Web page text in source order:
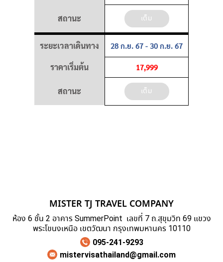
สถานะ เต็ม
ระยะเวลาเดินทาง 28 ก.ย. 67 - 30 ก.ย. 67
ราคาเริ่มต้น 17,999
สถานะ เต็ม
MISTER TJ TRAVEL COMPANY
ห้อง 6 ชั้น 2 อาคาร SummerPoint เลขที่ 7 ถ.สุขุมวิท 69 แขวง
พระโขนงเหนือ เขตวัฒนา กรุงเทพมหานคร 10110
095-241-9293
mistervisathailand@gmail.com